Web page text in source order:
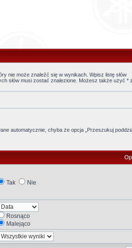
nie może znaleźć się w wynikach. Wpisz listę słów
słów musi zostać znalezione. Możesz także użyć *
automatycznie, chyba że opcja „Przeszukuj
Tak Nie
Rosnąco
Malejąco